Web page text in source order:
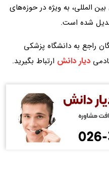
المللی، به‌ ویژه در حوزه‌های
شده است.
راجع به دانشگاه پزشکی
دیار دانش ارتباط بگیرید.